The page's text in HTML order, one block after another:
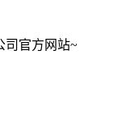
司官方网站~